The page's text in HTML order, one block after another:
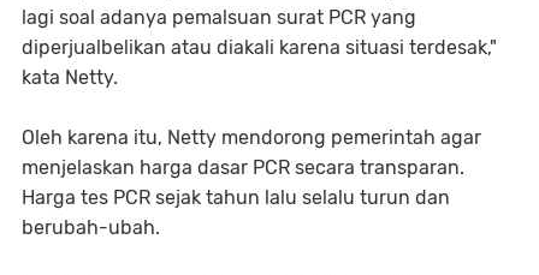
lagi soal adanya pemalsuan surat PCR yang
diperjualbelikan atau diakali karena situasi terdesak,"
kata Netty.
Oleh karena itu, Netty mendorong pemerintah agar
menjelaskan harga dasar PCR secara transparan.
Harga tes PCR sejak tahun lalu selalu turun dan
berubah-ubah.